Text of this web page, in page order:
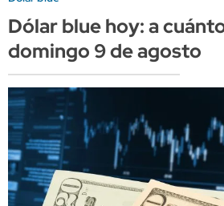
Dólar blue hoy: a
domingo 9 de agosto